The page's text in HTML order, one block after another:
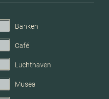
Banken
Café
Luchthaven
Musea